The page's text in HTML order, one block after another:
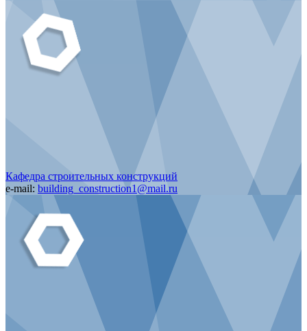
Кафедра строительных конструкций
e-mail: building_construction1@mail.ru